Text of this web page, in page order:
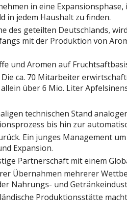
in eine
in jedem Haushalt zu finden.
geteilten Deutschlands,
mit der Produktion von
und Aromen auf
ca. 70 Mitarbeiter
über 6 Mio. Liter
technischen Stand
bis hin zur
Ein junges Management
Expansion.
Partnerschaft mit einem
Übernahmen mehrerer
Nahrungs- und
Produktionsstätte